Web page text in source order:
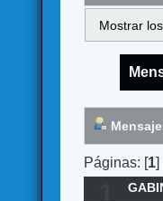
Mostrar
Páginas: [1]